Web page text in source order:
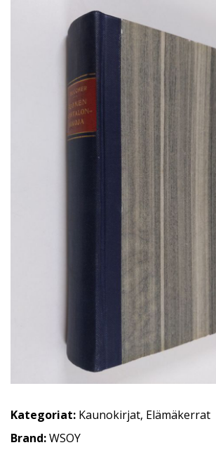
Kategoriat: Kaunokirjat, Elämäkerrat
Brand:WSOY